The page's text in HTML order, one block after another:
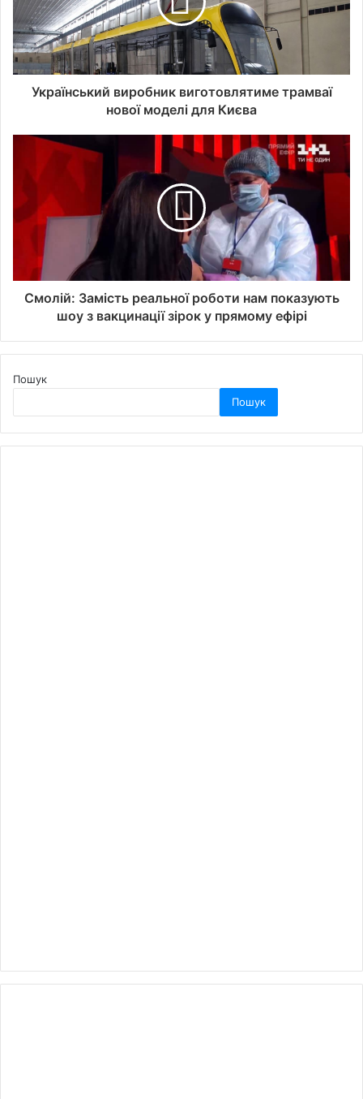
Український виробник виготовлятиме трамваї
нової моделі для Києва
Смолій: Замість реальної роботи нам показують
шоу з вакцинації зірок у прямому ефірі
Пошук
Пошук